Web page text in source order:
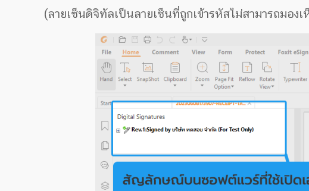
(ลายเซ็นดิจิทัลเป็นลายเซ็นที่ถูกเข้ารหัสไม่สามารถมองเ